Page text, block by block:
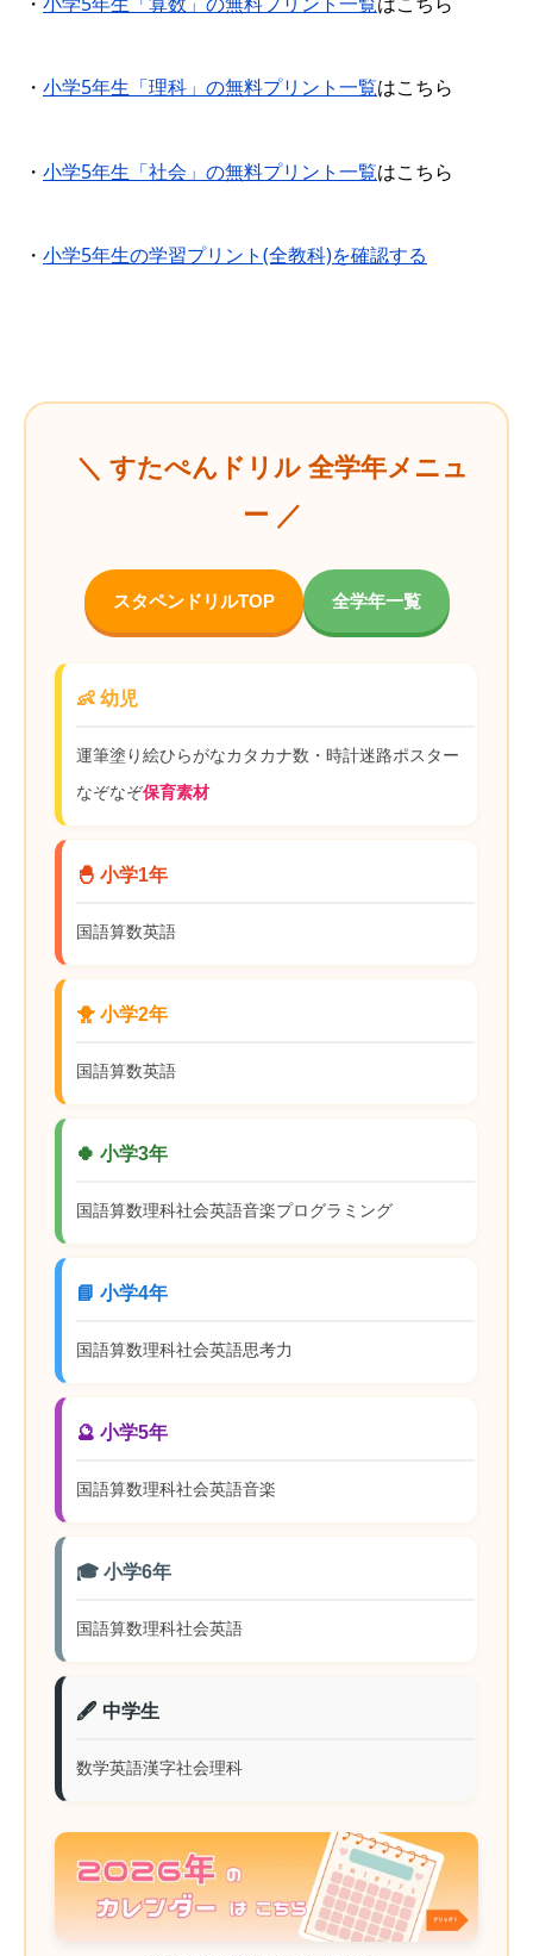
・ 小学5年生「理科」の無料プリント一覧はこちら
・ 小学5年生「社会」の無料プリント一覧はこちら
・ 小学5年生の学習プリント(全教科)を確認する
＼ すたぺんドリル 全学年メニュ
ー ／
スタペンドリルTOP 全学年一覧
👶 幼児
運筆塗り絵ひらがなカタカナ数・時計迷路ポスター
なぞなぞ保育素材
🐣 小学1年
国語算数英語
🐥 小学2年
国語算数英語
🍀 小学3年
国語算数理科社会英語音楽プログラミング
📘 小学4年
国語算数理科社会英語思考力
🔮 小学5年
国語算数理科社会英語音楽
🎓 小学6年
国語算数理科社会英語
🖋️ 中学生
数学英語漢字社会理科